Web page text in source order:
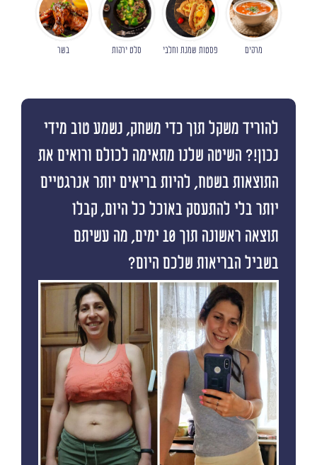
מרקים פסטות שמנת וחלבי סלט ירקות בשר
להוריד משקל תוך כדי משחק, נשמע טוב מידי
נכון!? השיטה שלנו מתאימה לכולם ורואים את
התוצאות בשטח, להיות בריאים יותר אנרגטיים
יותר בלי להתעסק באוכל כל היום, קבלו
תוצאה ראשונה תוך 10 ימים, מה עשיתם
בשביל הבריאות שלכם היום?